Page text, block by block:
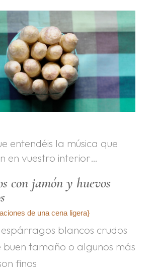
entendéis la música que
en vuestro interior…
con jamón y huevos
de una cena ligera}
espárragos blancos crudos
buen tamaño o algunos más
finos